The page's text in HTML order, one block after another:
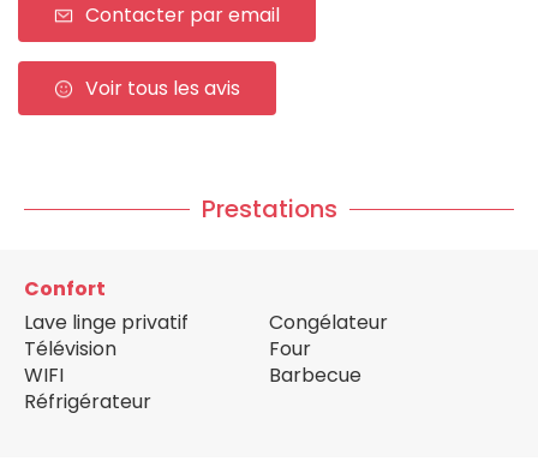
Contacter par email
Voir tous les avis
Prestations
Confort
Lave linge privatif
Télévision
WIFI
Réfrigérateur
Congélateur
Four
Barbecue